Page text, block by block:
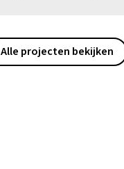
Alle projecten bekijken